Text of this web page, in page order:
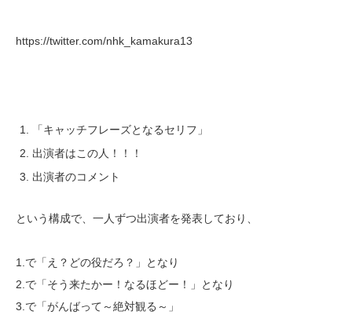
https://twitter.com/nhk_kamakura13
「キャッチフレーズとなるセリフ」
出演者はこの人！！！
出演者のコメント
という構成で、一人ずつ出演者を発表しており、
1.で「え？どの役だろ？」となり
2.で「そう来たかー！なるほどー！」となり
3.で「がんばって～絶対観る～」